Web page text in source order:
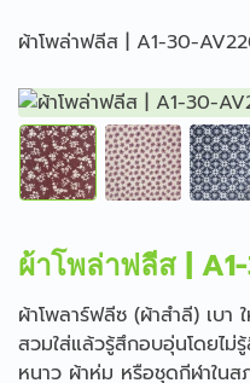
ผ้าโพล่าฟลีส | A1-30-
ผ้าโพล่าฟลีส |
ผ้าโพลาร์ฟลีซ (ผ้าสำลี) เบา
สวมใส่แล้วรู้สึกอบอุ่นโดยไม่
หนาว ผ้าห่ม หรือชุดกีฬาในส